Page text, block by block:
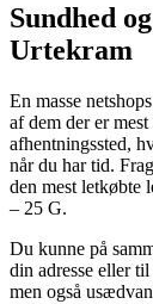
Sundhed
Urtekram
En masse
af dem der er
afhentningssted,
når du har tid.
den mest letkøbte
– 25 G.
Du kunne på
din adresse eller
men også